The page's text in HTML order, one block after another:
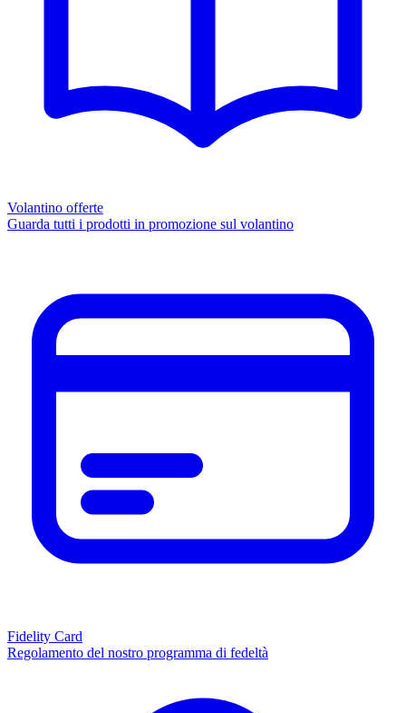
Volantino offerte
Guarda tutti i prodotti in promozione sul volantino
Fidelity Card
Regolamento del nostro programma di fedeltà